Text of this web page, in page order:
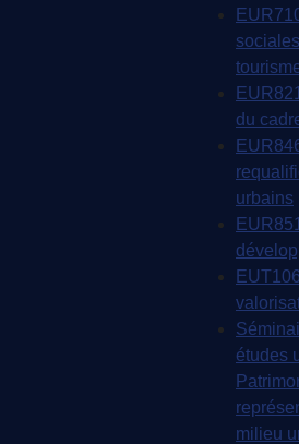
du
urbains
études
milieu